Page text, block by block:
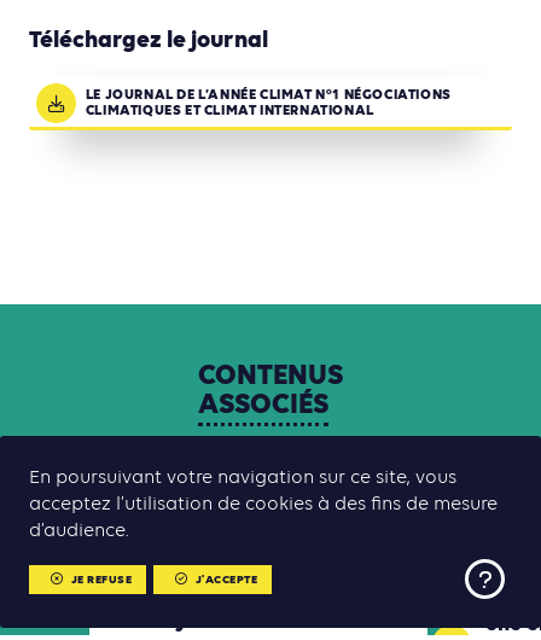
Téléchargez le journal
LE JOURNAL DE L’ANNÉE CLIMAT N°1 NÉGOCIATIONS
CLIMATIQUES ET CLIMAT INTERNATIONAL
CONTENUS
ASSOCIÉS
Programme des Jeunes
Ambassadeurs de Climat
de Guyane
une
En poursuivant votre navigation sur ce site, vous
acceptez l’utilisation de cookies à des fins de mesure
d’audience.
JE REFUSE J'ACCEPTE